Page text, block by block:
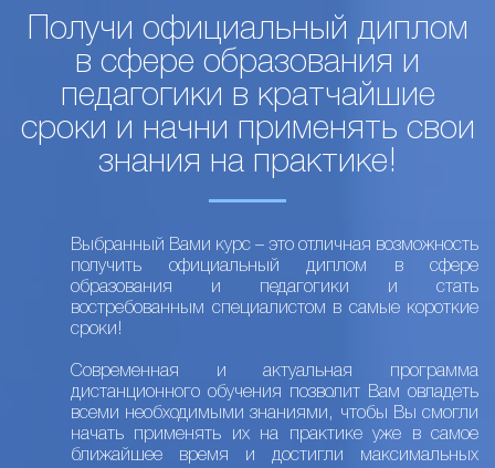
Получи официальный диплом
в сфере образования и
педагогики в кратчайшие
сроки и начни применять свои
знания на практике!
Выбранный Вами курс – это отличная возможность
получить официальный диплом в сфере
образования и педагогики и стать
востребованным специалистом в самые короткие
сроки!
Современная и актуальная программа
дистанционного обучения позволит Вам овладеть
всеми необходимыми знаниями, чтобы Вы смогли
начать применять их на практике уже в самое
ближайшее время и достигли максимальных